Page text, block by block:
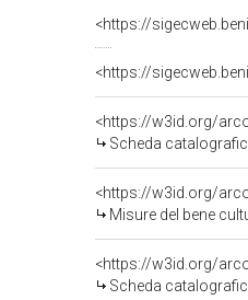
<https://
<https://
<https://w3id.org/
Scheda
<https://w3id.org/
Misure del bene
<https://w3id.org/
Scheda